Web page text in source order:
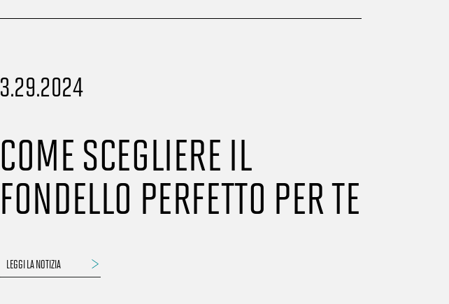
3.29.2024
COME SCEGLIERE IL
FONDELLO PERFETTO PER TE
LEGGI LA NOTIZIA